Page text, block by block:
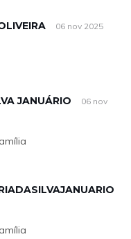
06 nov 2025
JANUÁRIO 06 nov